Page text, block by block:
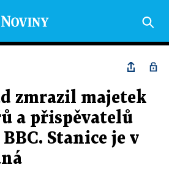
zmrazil majetek
a přispěvatelů
Stanice je v